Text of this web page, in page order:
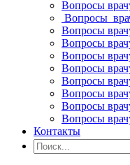
Вопросы
Вопросы
Вопросы
Вопросы
Вопросы
Вопросы
Вопросы
Вопросы
Вопросы
Вопросы
Контакты